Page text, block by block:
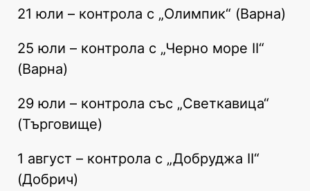
21 юли – контрола с „Олимпик“ (Варна)
25 юли – контрола с „Черно море II“
(Варна)
29 юли – контрола със „Светкавица“
(Търговище)
1 август – контрола с „Добруджа II“
(Добрич)